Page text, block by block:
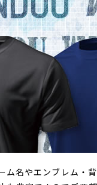
名やエンブレム・